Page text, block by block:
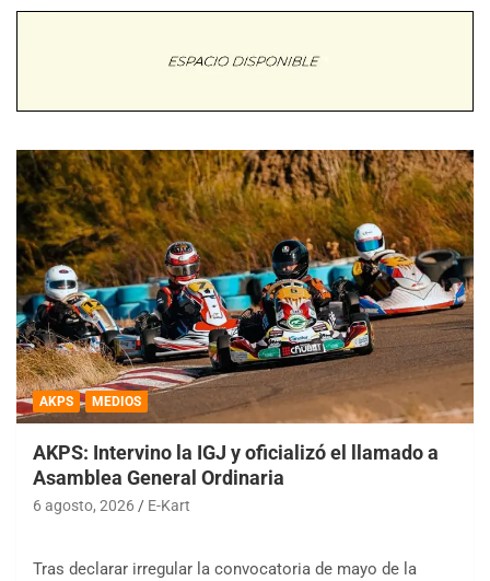
AKPS MEDIOS
AKPS: Intervino la IGJ y oficializó el llamado a
Asamblea General Ordinaria
6 agosto, 2026 E-Kart
Tras declarar irregular la convocatoria de mayo de la